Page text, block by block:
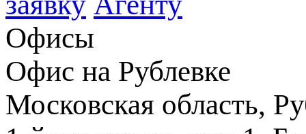
Офисы
Офис на Рублевке
Московская область,